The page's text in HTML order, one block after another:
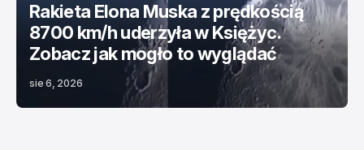
Rakieta Elona Muska z prędkością
8700 km/h uderzyła w Księżyc.
Zobacz jak mogło to wyglądać
sie 6, 2026